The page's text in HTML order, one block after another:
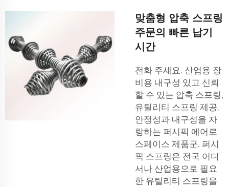
맞춤형 압축 스프링
주문의 빠른 납기
시간
전화 주세요. 산업용 장
비용 내구성 있고 신뢰
할 수 있는 압축 스프링,
유틸리티 스프링 제공.
안정성과 내구성을 자
랑하는 퍼시픽 에어로
스페이스 제품군. 퍼시
픽 스프링은 전국 어디
서나 산업용으로 필요
한 유틸리티 스프링을